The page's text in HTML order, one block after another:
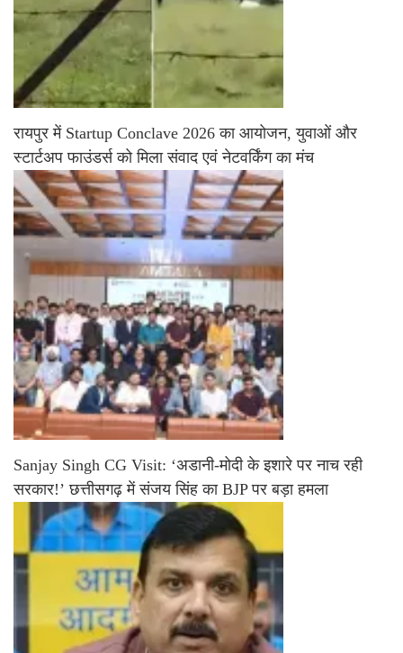
रायपुर में Startup Conclave 2026 का आयोजन, युवाओं और
स्टार्टअप फाउंडर्स को मिला संवाद एवं नेटवर्किंग का मंच
Sanjay Singh CG Visit: ‘अडानी-मोदी के इशारे पर नाच रही
सरकार!’ छत्तीसगढ़ में संजय सिंह का BJP पर बड़ा हमला